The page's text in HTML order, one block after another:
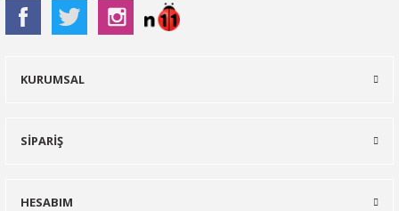
KURUMSAL
SİPARİŞ
HESABIM